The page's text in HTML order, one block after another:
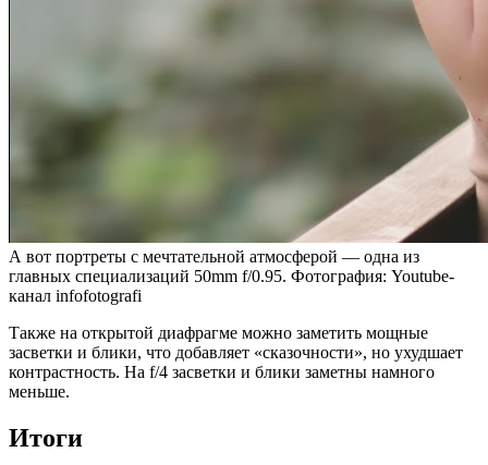
А вот портреты с мечтательной атмосферой — одна из
главных специализаций 50mm f/0.95. Фотография: Youtube-
канал infofotografi
Также на открытой диафрагме можно заметить мощные
засветки и блики, что добавляет «сказочности», но ухудшает
контрастность. На f/4 засветки и блики заметны намного
меньше.
Итоги